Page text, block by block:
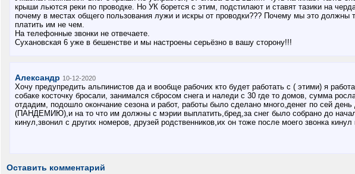
крыши льются реки по проводке. Но УК борется с этим, подстилают и ставят тазики на
почему в местах общего пользования лужи и искры от проводки??? Почему мы это должны
платить им не чем.
На телефонные звонки не отвечаете.
Сухановская 6 уже в бешенстве и мы настроены серьёзно в вашу сторону!!!
Александр 10-12-2020
Хочу предупредить альпинистов да и вообще рабочих кто будет работать с ( этими) я
собаке косточку бросали, занимался сбросом снега и наледи с 30 где то домов, сумма
отдадим, подошло окончание сезона и работ, работы было сделано много,денег по сей
(ПАНДЕМИЮ),и на то что им должны с мэрии выплатить,бред,за снег было собрано до
кинул,звонил с других номеров, друзей родственников,их он тоже после моего звонка
Оставить комментарий